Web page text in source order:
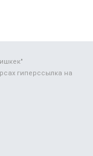
гиперссылка на